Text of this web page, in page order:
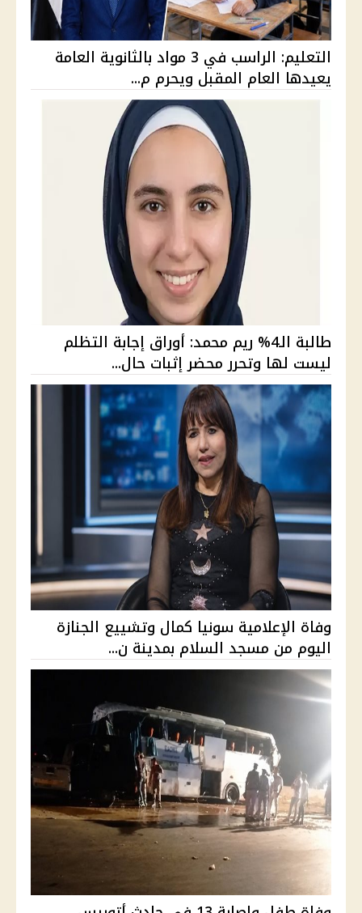
التعليم: الراسب في 3 مواد بالثانوية العامة
يعيدها العام المقبل ويحرم م...
طالبة الـ4% ريم محمد: أوراق إجابة التظلم
ليست لها وتحرر محضر إثبات حال...
وفاة الإعلامية سونيا كمال وتشييع الجنازة
اليوم من مسجد السلام بمدينة ن...